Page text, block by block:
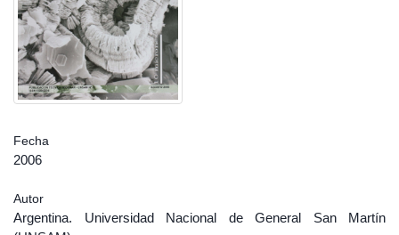
Fecha
2006
Autor
Argentina. Universidad Nacional de General San Martín